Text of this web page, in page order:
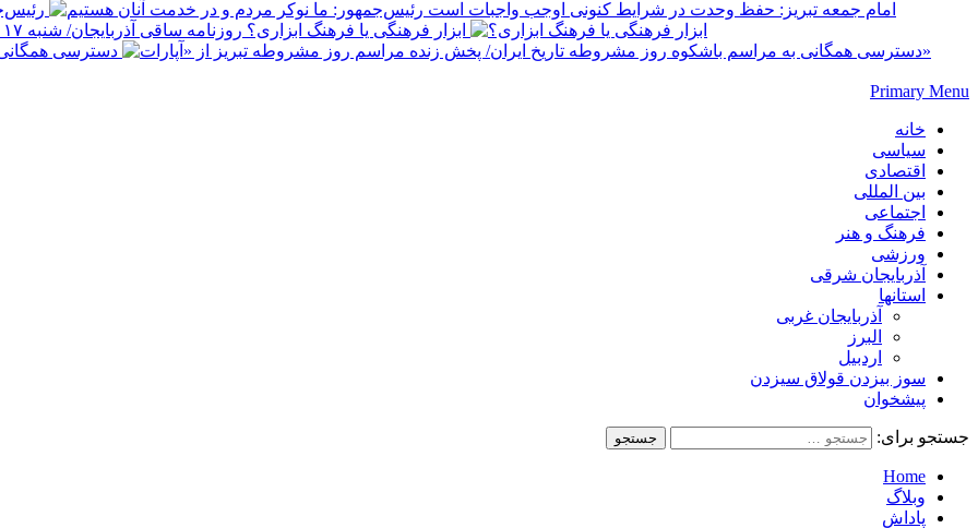
امام جمعه تبریز: حفظ وحدت در شرایط کنونی اوجب واجبات است
ابزار فرهنگی یا فرهنگ ابزاری؟
دسترسی
Primary Menu
خانه
سیاسی
اقتصادی
بین المللی
اجتماعی
فرهنگ و هنر
ورزشی
آذربایجان شرقی
استانها
آذربایجان غربی
البرز
اردبیل
سوز بیزدن قولاق سیزدن
پیشخوان
جستجو برای:
Home
وبلاگ
پاداش